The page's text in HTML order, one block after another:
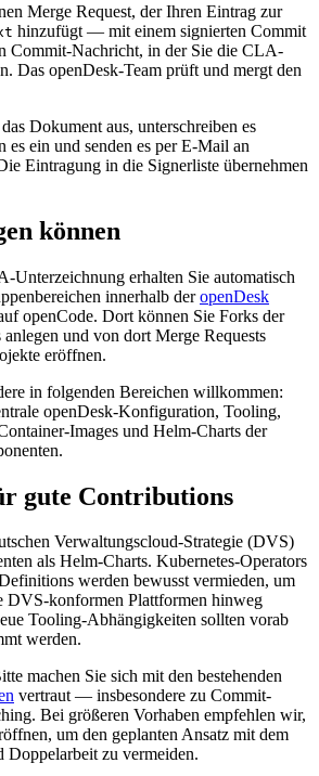
Merge Request, der Ihren Eintrag zur
hinzufügt — mit einem signierten Commit
Commit-Nachricht, in der Sie die CLA-
Das openDesk-Team prüft und mergt den
Dokument aus, unterschreiben es
es ein und senden es per E-Mail an
Eintragung in die Signerliste übernehmen
können
Unterzeichnung erhalten Sie automatisch
innerhalb deropenDesk
openCode. Dort können Sie Forks der
und von dort Merge Requests
eröffnen.
in folgenden Bereichen willkommen:
openDesk-Konfiguration, Tooling,
Images und Helm-Charts der
gute Contributions
Verwaltungscloud-Strategie (DVS)
als Helm-Charts. Kubernetes-Operators
werden bewusst vermieden, um
DVS-konformen Plattformen hinweg
Tooling-Abhängigkeiten sollten vorab
werden.
machen Sie sich mit den bestehenden
vertraut — insbesondere zu Commit-
Bei größeren Vorhaben empfehlen wir,
um den geplanten Ansatz mit dem
Doppelarbeit zu vermeiden.